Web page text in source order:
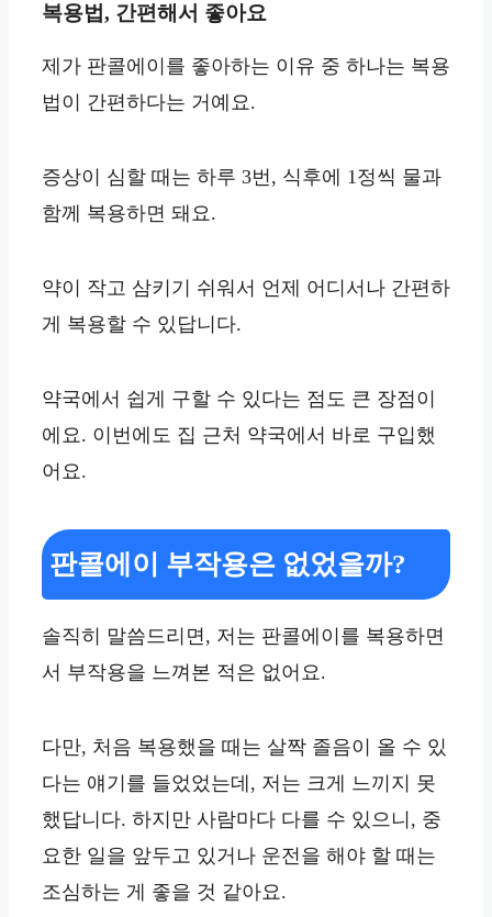
복용법, 간편해서 좋아요
제가 판콜에이를 좋아하는 이유 중 하나는 복용
법이 간편하다는 거예요.
증상이 심할 때는 하루 3번, 식후에 1정씩 물과
함께 복용하면 돼요.
약이 작고 삼키기 쉬워서 언제 어디서나 간편하
게 복용할 수 있답니다.
약국에서 쉽게 구할 수 있다는 점도 큰 장점이
에요. 이번에도 집 근처 약국에서 바로 구입했
어요.
판콜에이 부작용은 없었을까?
솔직히 말씀드리면, 저는 판콜에이를 복용하면
서 부작용을 느껴본 적은 없어요.
다만, 처음 복용했을 때는 살짝 졸음이 올 수 있
다는 얘기를 들었었는데, 저는 크게 느끼지 못
했답니다. 하지만 사람마다 다를 수 있으니, 중
요한 일을 앞두고 있거나 운전을 해야 할 때는
조심하는 게 좋을 것 같아요.